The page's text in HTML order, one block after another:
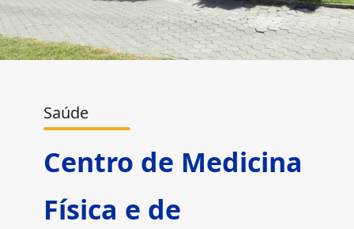
Saúde
Centro de Medicina
Física e de